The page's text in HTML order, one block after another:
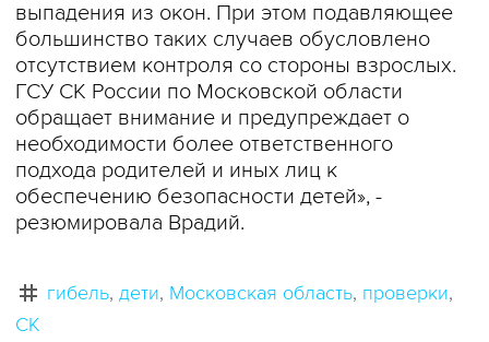
выпадения из окон. При этом подавляющее
большинство таких случаев обусловлено
отсутствием контроля со стороны взрослых.
ГСУ СК России по Московской области
обращает внимание и предупреждает о
необходимости более ответственного
подхода родителей и иных лиц к
обеспечению безопасности детей», -
резюмировала Врадий.
гибель дети Московская область проверки
СК